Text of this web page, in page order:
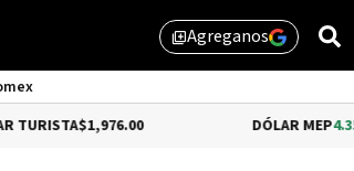
library_addAgreganos
$1,976.00 DÓLAR MEP4.35%